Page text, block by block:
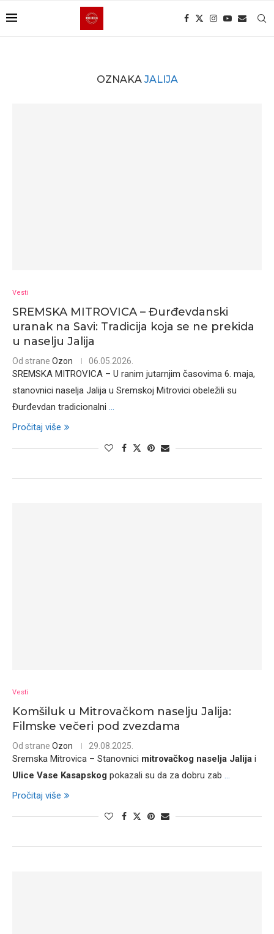
OZNAKA JALIJA
Vesti
SREMSKA MITROVICA – Đurđevdanski
uranak na Savi: Tradicija koja se ne prekida
u naselju Jalija
Od strane Ozon 06.05.2026.
SREMSKA MITROVICA – U ranim jutarnjim časovima 6. maja,
stanovnici naselja Jalija u Sremskoj Mitrovici obeležili su
Đurđevdan tradicionalni ...
Pročitaj više
Vesti
Komšiluk u Mitrovačkom naselju Jalija:
Filmske večeri pod zvezdama
Od strane Ozon 29.08.2025.
Sremska Mitrovica – Stanovnici mitrovačkog naselja Jalija i
Ulice Vase Kasapskog pokazali su da za dobru zab ...
Pročitaj više